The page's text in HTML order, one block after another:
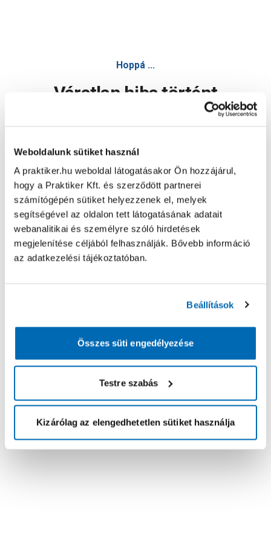
Weboldalunk sütiket használ
A praktiker.hu weboldal látogatásakor Ön hozzájárul,
hogy a Praktiker Kft. és szerződött partnerei
számítógépén sütiket helyezzenek el, melyek
segítségével az oldalon tett látogatásának adatait
webanalitikai és személyre szóló hirdetések
megjelenítése céljából felhasználják. Bővebb információ
az adatkezelési tájékoztatóban.
Beállítások
Összes süti engedélyezése
Testre szabás
Kizárólag az elengedhetetlen sütiket használja
Hoppá ...
Váratlan hiba történt
Oldal újratöltése